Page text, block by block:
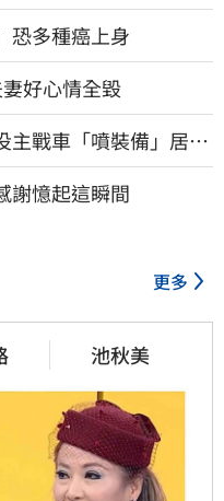
恐多種癌上身
好心情全毀
主戰車「噴裝備」居民
謝憶起這瞬間
更多
池秋美